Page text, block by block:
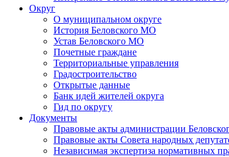
Округ
О муниципальном округе
История Беловского МО
Устав Беловского МО
Почетные граждане
Территориальные управления
Градостроительство
Открытые данные
Банк идей жителей округа
Гид по округу
Документы
Правовые акты администрации
Правовые акты Совета народных
Независимая экспертиза нормативных